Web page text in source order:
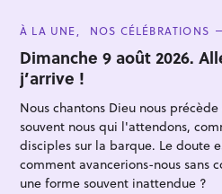
C
T
E
G
O
R
I
E
S
À LA UNE NOS CÉLÉBRATIONS
Dimanche 9 août 2026.
j’arrive !
Nous chantons Dieu nous
souvent nous qui l'attendons,
disciples sur la barque. Le doute
comment avancerions-nous sans
une forme souvent inattendue ?
S
e
a
r
c
h